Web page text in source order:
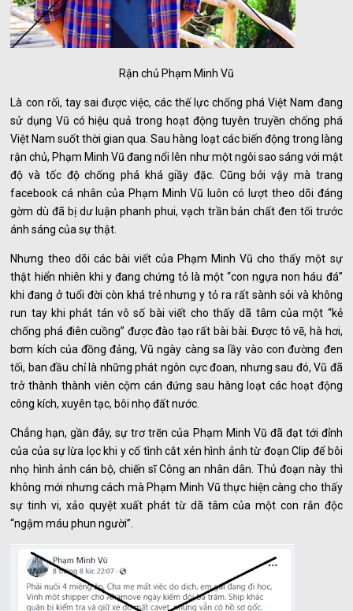
Rận chủ Phạm Minh Vũ
Là con rối, tay sai được việc, các thế lực chống phá Việt Nam đang
sử dụng Vũ có hiệu quả trong hoạt động tuyên truyền chống phá
Việt Nam suốt thời gian qua. Sau hàng loạt các biến động trong làng
rận chủ, Phạm Minh Vũ đang nổi lên như một ngôi sao sáng với mật
độ và tốc độ chống phá khá giầy đặc. Cũng bởi vậy mà trang
facebook cá nhân của Phạm Minh Vũ luôn có lượt theo dõi đáng
gờm dù đã bị dư luận phanh phui, vạch trần bản chất đen tối trước
ánh sáng của sự thật.
Nhưng theo dõi các bài viết của Phạm Minh Vũ cho thấy một sự
thật hiển nhiên khi y đang chứng tỏ là một “con ngựa non háu đá”
khi đang ở tuổi đời còn khá trẻ nhưng y tỏ ra rất sành sỏi và không
run tay khi phát tán vô số bài viết cho thấy dã tâm của một “kẻ
chống phá điên cuồng” được đào tạo rất bài bài. Được tô vẽ, hà hơi,
bơm kích của đồng đảng, Vũ ngày càng sa lầy vào con đường đen
tối, ban đầu chỉ là những phát ngôn cực đoan, nhưng sau đó, Vũ đã
trở thành thành viên cộm cán đứng sau hàng loạt các hoạt động
công kích, xuyên tạc, bôi nhọ đất nước.
Chẳng hạn, gần đây, sự trơ trẽn của Phạm Minh Vũ đã đạt tới đỉnh
của của sự lừa lọc khi y cố tình cắt xén hình ảnh từ đoạn Clip để bôi
nhọ hình ảnh cán bộ, chiến sĩ Công an nhân dân. Thủ đoạn này thì
không mới nhưng cách mà Phạm Minh Vũ thực hiện càng cho thấy
sự tinh vi, xảo quyệt xuất phát từ dã tâm của một con rắn độc
“ngậm máu phun người”.